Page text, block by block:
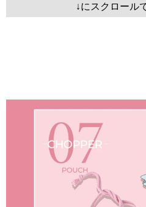
↓にスクロール